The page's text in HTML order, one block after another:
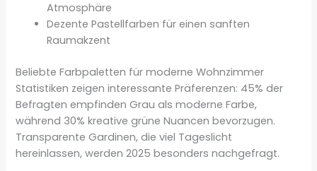
Atmosphäre
Dezente Pastellfarben für einen sanften
Raumakzent
Beliebte Farbpaletten für moderne Wohnzimmer
Statistiken zeigen interessante Präferenzen: 45% der
Befragten empfinden Grau als moderne Farbe,
während 30% kreative grüne Nuancen bevorzugen.
Transparente Gardinen, die viel Tageslicht
hereinlassen, werden 2025 besonders nachgefragt.